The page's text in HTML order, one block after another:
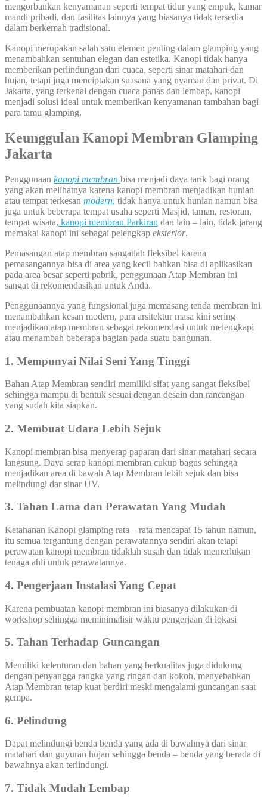
mengorbankan kenyamanan seperti tempat tidur yang empuk, kamar
mandi pribadi, dan fasilitas lainnya yang biasanya tidak tersedia
dalam berkemah tradisional.
Kanopi merupakan salah satu elemen penting dalam glamping yang
menambahkan sentuhan elegan dan estetika. Kanopi tidak hanya
memberikan perlindungan dari cuaca, seperti sinar matahari dan
hujan, tetapi juga menciptakan suasana yang nyaman dan privat. Di
Jakarta, yang terkenal dengan cuaca panas dan lembap, kanopi
menjadi solusi ideal untuk memberikan kenyamanan tambahan bagi
para tamu glamping.
Keunggulan Kanopi Membran Glamping
Jakarta
Penggunaan kanopi membran bisa menjadi daya tarik bagi orang
yang akan melihatnya karena kanopi membran menjadikan hunian
atau tempat terkesan modern, tidak hanya untuk hunian namun bisa
juga untuk beberapa tempat usaha seperti Masjid, taman, restoran,
tempat wisata, kanopi membran Parkiran dan lain – lain, tidak jarang
memakai kanopi ini sebagai pelengkap eksterior.
Pemasangan atap membran sangatlah fleksibel karena
pemasangannya bisa di area yang kecil bahkan bisa di aplikasikan
pada area besar seperti pabrik, penggunaan Atap Membran ini
sangat di rekomendasikan untuk Anda.
Penggunaannya yang fungsional juga memasang tenda membran ini
menambahkan kesan modern, para arsitektur masa kini sering
menjadikan atap membran sebagai rekomendasi untuk melengkapi
atau menambah beberapa bagian pada suatu bangunan.
1. Mempunyai Nilai Seni Yang Tinggi
Bahan Atap Membran sendiri memiliki sifat yang sangat fleksibel
sehingga mampu di bentuk sesuai dengan desain dan rancangan
yang sudah kita siapkan.
2. Membuat Udara Lebih Sejuk
Kanopi membran bisa menyerap paparan dari sinar matahari secara
langsung. Daya serap kanopi membran cukup bagus sehingga
menjadikan area di bawah Atap Membran lebih sejuk dan bisa
melindungi dar sinar UV.
3. Tahan Lama dan Perawatan Yang Mudah
Ketahanan Kanopi glamping rata – rata mencapai 15 tahun namun,
itu semua tergantung dengan perawatannya sendiri akan tetapi
perawatan kanopi membran tidaklah susah dan tidak memerlukan
tenaga ahli untuk perawatannya.
4. Pengerjaan Instalasi Yang Cepat
Karena pembuatan kanopi membran ini biasanya dilakukan di
workshop sehingga meminimalisir waktu pengerjaan di lokasi
5. Tahan Terhadap Guncangan
Memiliki kelenturan dan bahan yang berkualitas juga didukung
dengan penyangga rangka yang ringan dan kokoh, menyebabkan
Atap Membran tetap kuat berdiri meski mengalami guncangan saat
gempa.
6. Pelindung
Dapat melindungi benda benda yang ada di bawahnya dari sinar
matahari dan guyuran hujan sehingga benda – benda yang berada di
bawahnya akan terlindungi.
7. Tidak Mudah Lembap